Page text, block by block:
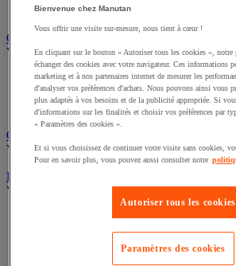
Chariot à linge
Sac à linge et accessoires
Chariot de nettoyage
Voir toute la catégorie
Accessoires pour chariot de nettoyage
Chariot de lavage
Chariot de ménage
Cireuse à chaussures
Voir toute la catégorie
Équipement sanitaires, douche et salle de bain
Cloison et cabine pour sanitaires
Équipement douche
Bienvenue chez Manutan
Vous offrir une visite sur-mesure, nous tient à cœur !
En cliquant sur le bouton « Autoriser tous les cookies », notre
échanger des cookies avec votre navigateur. Ces informations
marketing et à nos partenaires internet de mesurer les
d'analyser vos préférences d'achats. Nous pouvons ainsi vous
plus adaptés à vos besoins et de la publicité appropriée. Si
d'informations sur les finalités et choisir vos préférences par
« Paramètres des cookies ».
Et si vous choisissez de continuer votre visite sans cookies,
Pour en savoir plus, vous pouvez aussi consulter notre
Autoriser tous les cookies
Paramètres des cookies